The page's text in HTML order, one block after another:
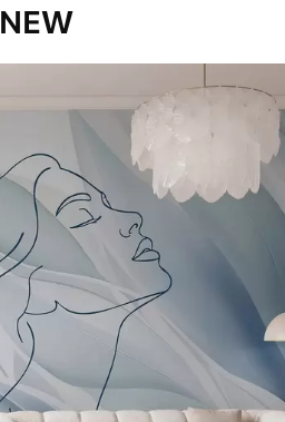
NEW